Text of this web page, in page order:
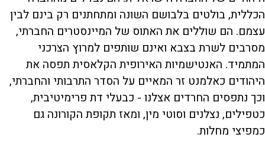
הכללית, בולטים בלבושם השונה ומתחתנים רק בינם לבין
עצמם. הם שוללים את האתוס של המיינסטרים החברתי,
מסרבים לשרת בצבא ואינם שותפים למרוץ הצרכני
המתמיד. האנטישמיות האירופית הקלאסית תפסה את
היהודים כאלמנט זר המאיים על הסדר התרבותי והחברתי,
וכך נתפסים החרדים אצלנו - כבעלי דת פרימיטיבית,
כטפילים, נצלנים וסוטי מין, ומאז תקופת הקורונה גם
כמפיצי מחלות.